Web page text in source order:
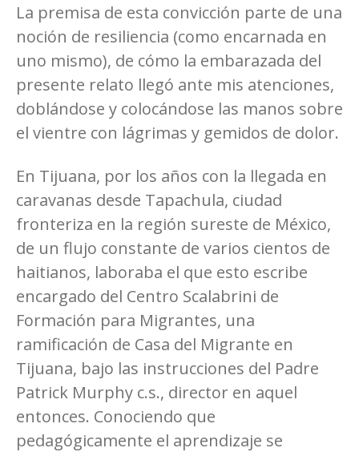
La premisa de esta convicción parte de una
noción de resiliencia (como encarnada en
uno mismo), de cómo la embarazada del
presente relato llegó ante mis atenciones,
doblándose y colocándose las manos sobre
el vientre con lágrimas y gemidos de dolor.
En Tijuana, por los años con la llegada en
caravanas desde Tapachula, ciudad
fronteriza en la región sureste de México,
de un flujo constante de varios cientos de
haitianos, laboraba el que esto escribe
encargado del Centro Scalabrini de
Formación para Migrantes, una
ramificación de Casa del Migrante en
Tijuana, bajo las instrucciones del Padre
Patrick Murphy c.s., director en aquel
entonces. Conociendo que
pedagógicamente el aprendizaje se